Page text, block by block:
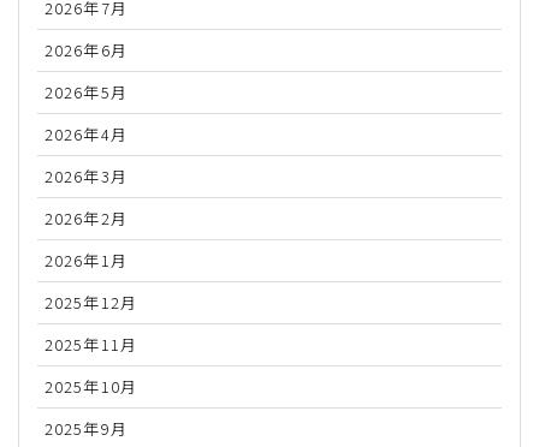
2026年7月
2026年6月
2026年5月
2026年4月
2026年3月
2026年2月
2026年1月
2025年12月
2025年11月
2025年10月
2025年9月